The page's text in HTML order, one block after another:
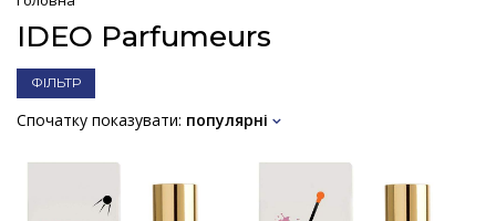
IDEO Parfumeurs
ФІЛЬТР
Спочатку показувати: популярні